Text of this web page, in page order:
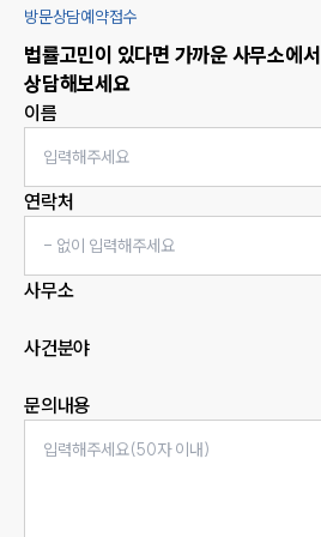
방문상담예약접수
법률고민이 있다면 가까운 사무소에서
상담해보세요
이름
연락처
사무소
사건분야
문의내용